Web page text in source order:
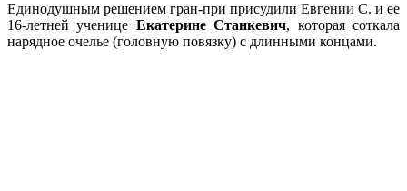
Единодушным решением гран-при присудили Евгении С. и ее
16-летней ученице Екатерине Станкевич, которая соткала
нарядное очелье (головную повязку) с длинными концами.